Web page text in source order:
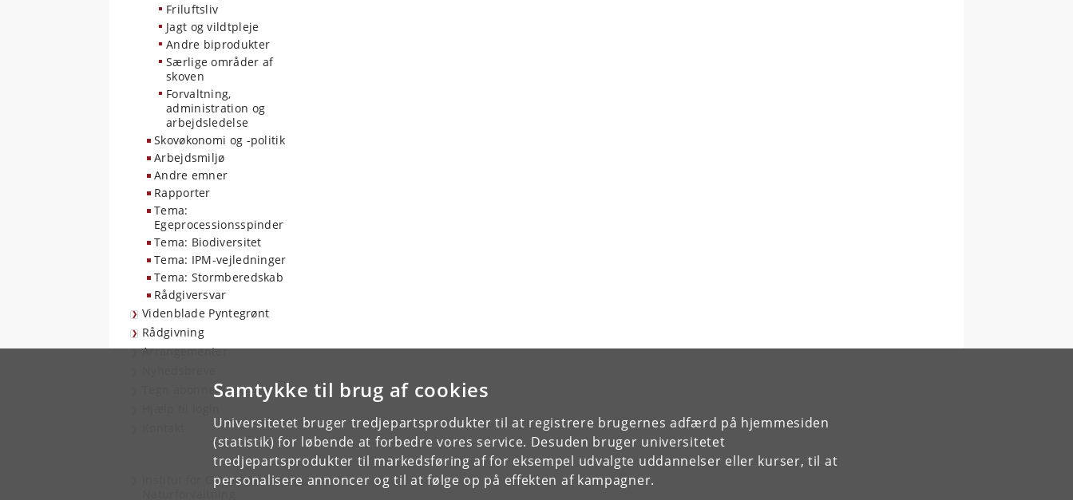
Samtykke til brug af cookies
Universitetet bruger tredjepartsprodukter til at registrere brugernes adfærd på hjemmesiden
(statistik) for løbende at forbedre vores service. Desuden bruger universitetet
tredjepartsprodukter til markedsføring af for eksempel udvalgte uddannelser eller kurser, til at
personalisere annoncer og til at følge op på effekten af kampagner.
Friluftsliv
Jagt og vildtpleje
Andre biprodukter
Særlige områder af
skoven
Forvaltning,
administration og
arbejdsledelse
Skovøkonomi og -politik
Arbejdsmiljø
Andre emner
Rapporter
Tema:
Egeprocessionsspinder
Tema: Biodiversitet
Tema: IPM-vejledninger
Tema: Stormberedskab
Rådgiversvar
Videnblade Pyntegrønt
Rådgivning
Arrangementer
Tegn abonnement
Institut for Geovidenskab og